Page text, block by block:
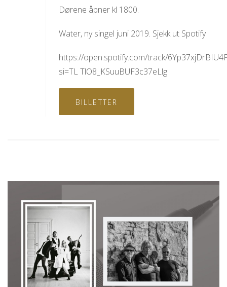
Dørene åpner kl 1800.
Water, ny singel juni 2019. Sjekk ut Spotify
https://open.spotify.com/track/
si=TL TlO8_KSuuBUF3c37eLlg
BILLETTER